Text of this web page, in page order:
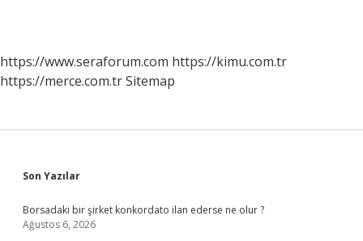
https://www.seraforum.com https://kimu.com.tr
https://merce.com.trSitemap
Sidebar
Son Yazılar
Borsadaki bir şirket konkordato ilan ederse ne olur ?
Ağustos 6, 2026